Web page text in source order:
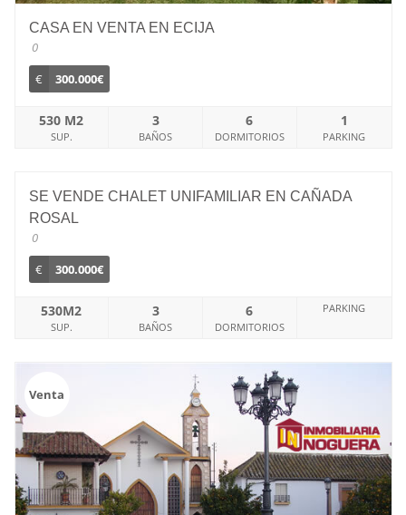
CASA EN VENTA EN ECIJA
0
€
300.000€
530 M2
SUP.
3
BAÑOS
6
DORMITORIOS
1
PARKING
SE VENDE CHALET UNIFAMILIAR EN CAÑADA
ROSAL
0
€
300.000€
530M2
SUP.
3
BAÑOS
6
DORMITORIOS
PARKING
Venta